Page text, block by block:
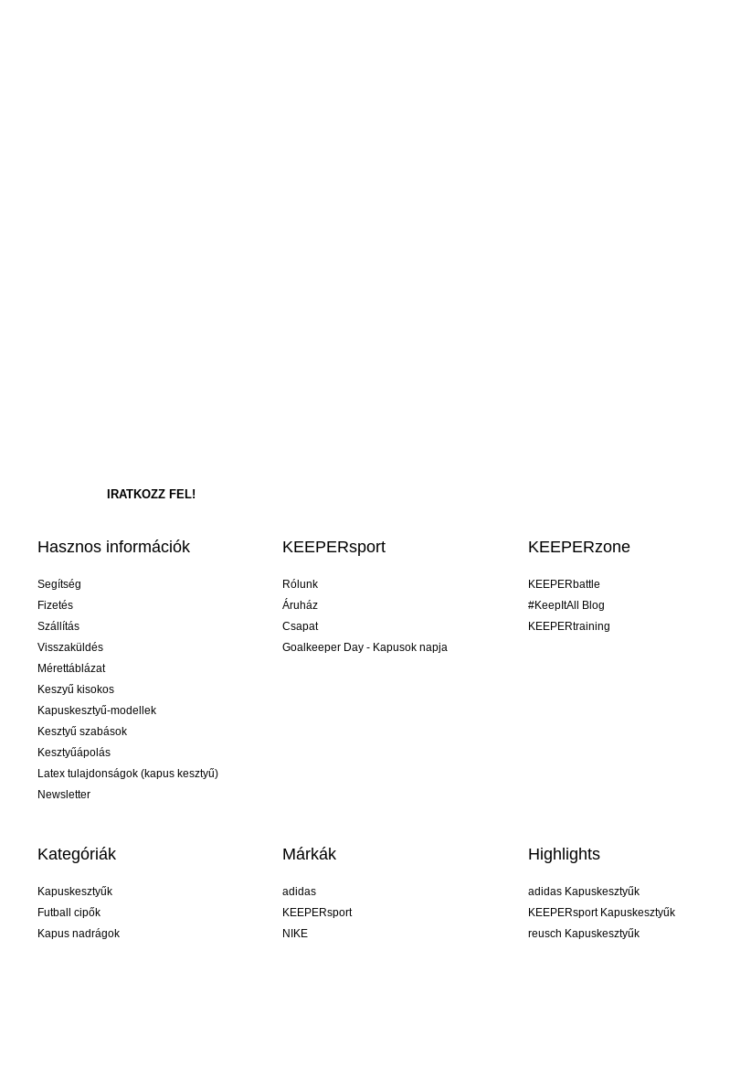
Hasznos információk
Segítség
Fizetés
Szállítás
Visszaküldés
Mérettáblázat
Keszyű kisokos
Kapuskesztyű-modellek
Kesztyű szabások
Kesztyűápolás
Latex tulajdonságok (kapus kesztyű)
Newsletter
KEEPERsport
Rólunk
Áruház
Csapat
Goalkeeper Day - Kapusok napja
KEEPERzone
KEEPERbattle
#KeepItAll Blog
KEEPERtraining
Kategóriák
Kapuskesztyűk
Futball cipők
Kapus nadrágok
Márkák
adidas
KEEPERsport
NIKE
Highlights
adidas Kapuskesztyűk
KEEPERsport Kapuskesztyűk
reusch Kapuskesztyűk